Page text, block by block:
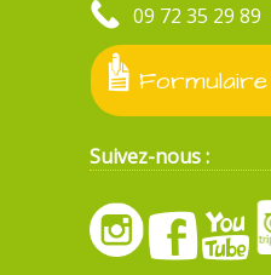
09 72 35 29 89
Suivez-nous :